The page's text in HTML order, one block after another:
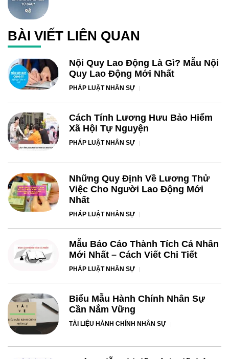
BÀI VIẾT LIÊN QUAN
Nội Quy Lao Động Là Gì? Mẫu Nội
Quy Lao Động Mới Nhất
PHÁP LUẬT NHÂN SỰ
Cách Tính Lương Hưu Bảo Hiểm
Xã Hội Tự Nguyện
PHÁP LUẬT NHÂN SỰ
Những Quy Định Về Lương Thử
Việc Cho Người Lao Động Mới
Nhất
PHÁP LUẬT NHÂN SỰ
Mẫu Báo Cáo Thành Tích Cá Nhân
Mới Nhất – Cách Viết Chi Tiết
PHÁP LUẬT NHÂN SỰ
Biểu Mẫu Hành Chính Nhân Sự
Cần Nắm Vững
TÀI LIỆU HÀNH CHÍNH NHÂN SỰ